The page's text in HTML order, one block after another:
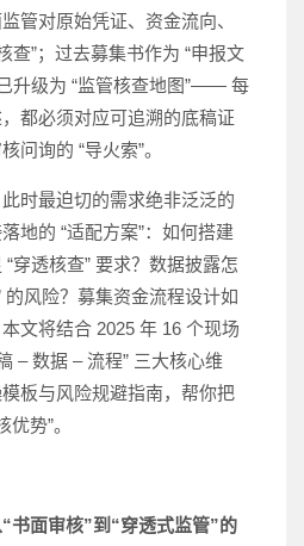
管对原始凭证、资金流向、
查”；过去募集书作为 “申报文
升级为 “监管核查地图”—— 每
都必须对应可追溯的底稿证
问询的 “导火索”。
时最迫切的需求绝非泛泛的
地的 “适配方案”：如何搭建
穿透核查” 要求？数据披露怎
的风险？募集资金流程设计如
文将结合 2025 年 16 个现场
– 数据 – 流程” 三大核心维
板与风险规避指南，帮你把
势”。
书面审核”到“穿透式监管”的